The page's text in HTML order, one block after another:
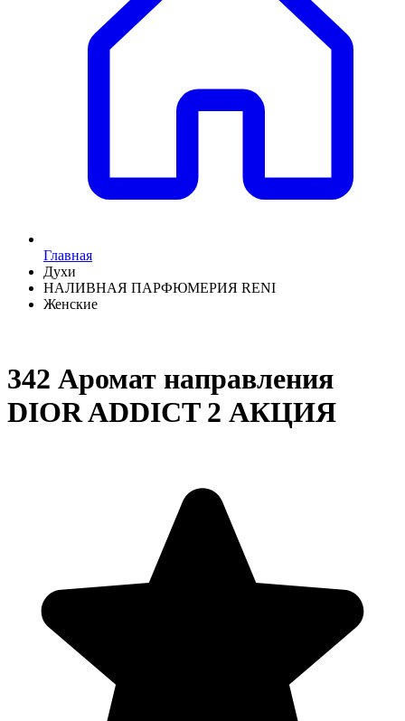
Главная
Духи
НАЛИВНАЯ ПАРФЮМЕРИЯ RENI
Женские
342 Аромат направления
DIOR ADDICT 2 АКЦИЯ